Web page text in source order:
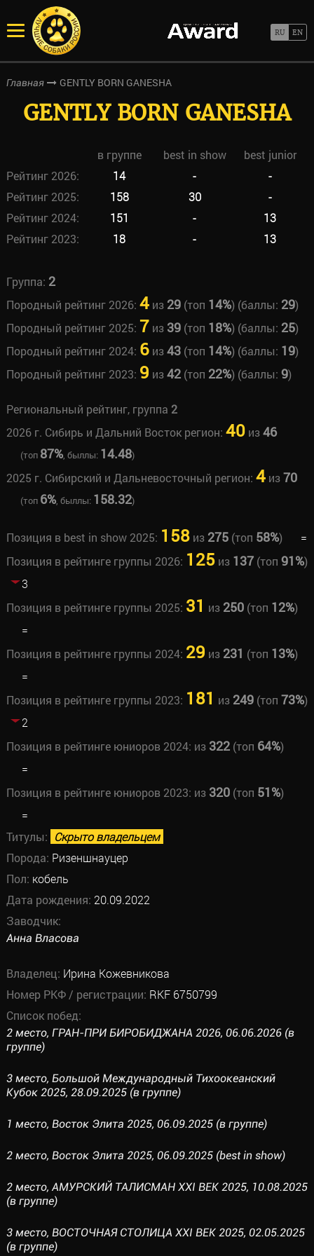
Главная GENTLY BORN GANESHA
GENTLY BORN GANESHA
в группе best in show
best junior
Рейтинг 2026:
14 -
-
Рейтинг 2025:
158 30
-
Рейтинг 2024:
151 -
13
Рейтинг 2023:
18 - 13
Группа: 2
Породный рейтинг 2026: 4из 29(топ 14%) (баллы: 29)
Породный рейтинг 2025: 7 из 39(топ 18%) (баллы: 25)
Породный рейтинг 2024: 6из43(топ 14%) (баллы: 19)
Породный рейтинг 2023: 9 из42(топ 22%) (баллы: 9)
Региональный рейтинг, группа 2
2026 г. Сибирь и Дальний Восток регион: 40из46
(топ 87%, быллы: 14.48)
2025 г. Сибирский и Дальневосточный регион: 4из70
(топ 6%, быллы: 158.32)
Позиция в best in show 2025: 158из 275(топ 58%)
=
Позиция в рейтинге группы 2026: 125из 137(топ 91%)
3
Позиция в рейтинге группы 2025: 31 из 250(топ 12%)
=
Позиция в рейтинге группы 2024: 29 из 231 (топ 13%)
=
Позиция в рейтинге группы 2023: 181 из 249(топ 73%)
2
Позиция в рейтинге юниоров 2024: из 322(топ 64%)
=
Позиция в рейтинге юниоров 2023: из 320(топ 51%)
=
Титулы: Скрыто владельцем
Порода: Ризеншнауцер
Пол: кобель
Дата рождения: 20.09.2022
Заводчик:
Анна Власова
Владелец: Ирина Кожевникова
Номер РКФ / регистрации: RKF 6750799
Список побед:
2 место, ГРАН-ПРИ БИРОБИДЖАНА 2026, 06.06.2026 (в
группе)
3 место, Большой Международный Тихоокеанский
Кубок 2025, 28.09.2025 (в группе)
1 место, Восток Элита 2025, 06.09.2025 (в группе)
2 место, Восток Элита 2025, 06.09.2025 (best in show)
2 место, АМУРСКИЙ ТАЛИСМАН XXI ВЕК 2025, 10.08.2025
(в группе)
3 место, ВОСТОЧНАЯ СТОЛИЦА XXI ВЕК 2025, 02.05.2025
(в группе)